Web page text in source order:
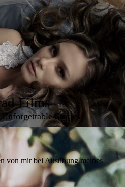
Films
Stories
von mir bei Ausübung meines